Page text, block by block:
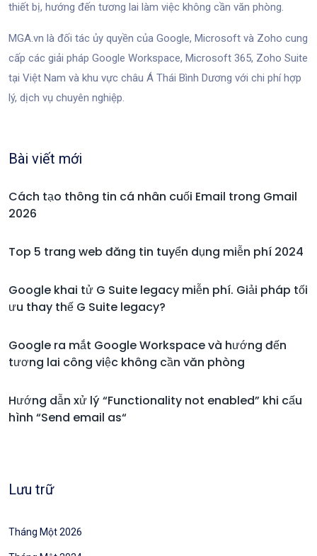
thiết bị, hướng đến tương lai làm việc không cần văn phòng.
MGA.vn là đối tác ủy quyền của Google, Microsoft và Zoho cung
cấp các giải pháp Google Workspace, Microsoft 365, Zoho Suite
tại Việt Nam và khu vực châu Á Thái Bình Dương với chi phí hợp
lý, dịch vụ chuyên nghiệp.
Bài viết mới
Cách tạo thông tin cá nhân cuối Email trong Gmail
2026
Top 5 trang web đăng tin tuyển dụng miễn phí 2024
Google khai tử G Suite legacy miễn phí. Giải pháp tối
ưu thay thế G Suite legacy?
Google ra mắt Google Workspace và hướng đến
tương lai công việc không cần văn phòng
Hướng dẫn xử lý “Functionality not enabled” khi cấu
hình “Send email as“
Lưu trữ
Tháng Một 2026